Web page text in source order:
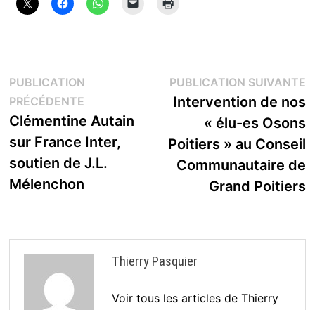
Navigation
de
l’article
PUBLICATION
PRÉCÉDENTEPublication
précédente :
Clémentine Autain
sur France Inter,
soutien de J.L.
Mélenchon
PUBLICATION SUIVANTE
Intervention de nos
« élu-es Osons
Poitiers » au Conseil
Communautaire de
Grand Poitiers
Thierry Pasquier
Voir tous les articles de Thierry